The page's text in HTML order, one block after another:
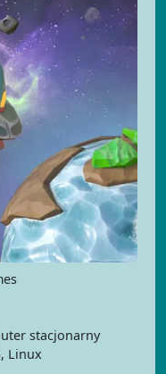
stacjonarny
Linux